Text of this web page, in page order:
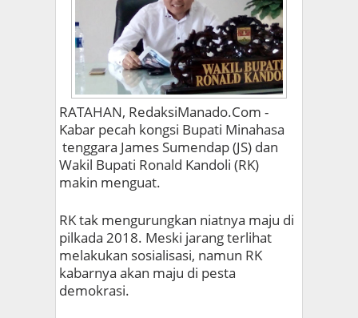
RATAHAN, RedaksiManado.Com -
Kabar pecah kongsi Bupati Minahasa
tenggara James Sumendap (JS) dan
Wakil Bupati Ronald Kandoli (RK)
makin menguat.
RK tak mengurungkan niatnya maju di
pilkada 2018. Meski jarang terlihat
melakukan sosialisasi, namun RK
kabarnya akan maju di pesta
demokrasi.